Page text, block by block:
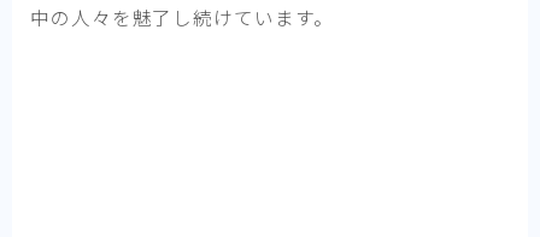
中の人々を魅了し続けています。